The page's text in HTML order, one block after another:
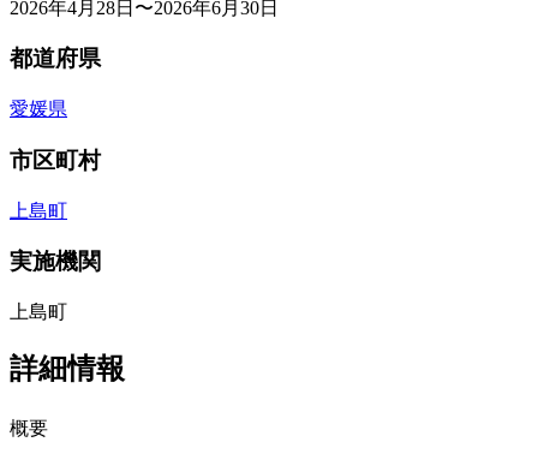
2026年4月28日〜2026年6月30日
都道府県
愛媛県
市区町村
上島町
実施機関
上島町
詳細情報
概要